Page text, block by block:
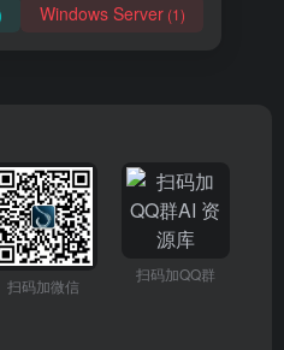
Windows Server(1)
扫码加微信
扫码加QQ群